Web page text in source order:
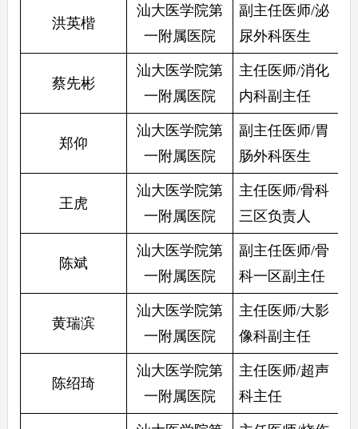
洪英楷
汕大医学院第
一附属医院
副主任医师/泌
尿外科医生
蔡先彬
汕大医学院第
一附属医院
主任医师/消化
内科副主任
郑仰
汕大医学院第
一附属医院
副主任医师/胃
肠外科医生
王虎
汕大医学院第
一附属医院
主任医师/骨科
三区负责人
陈斌
汕大医学院第
一附属医院
副主任医师/骨
科一区副主任
黄瑞滨
汕大医学院第
一附属医院
主任医师/大影
像科副主任
陈绍琦
汕大医学院第
一附属医院
主任医师/超声
科主任